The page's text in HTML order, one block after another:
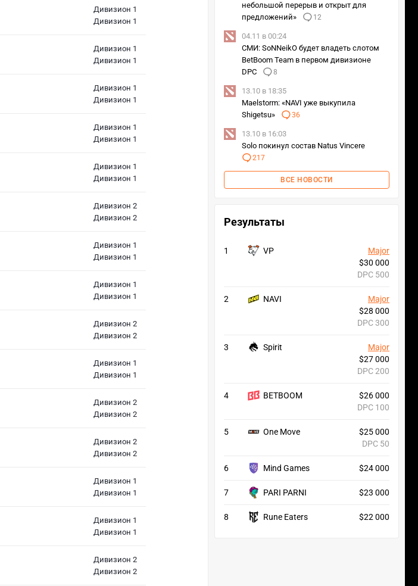
Дивизион 1
Дивизион 1
Дивизион 1
Дивизион 1
Дивизион 1
Дивизион 1
Дивизион 1
Дивизион 1
Дивизион 1
Дивизион 1
Дивизион 2
Дивизион 2
Дивизион 1
Дивизион 1
Дивизион 1
Дивизион 1
Дивизион 2
Дивизион 2
Дивизион 1
Дивизион 1
Дивизион 2
Дивизион 2
Дивизион 2
Дивизион 2
Дивизион 1
Дивизион 1
Дивизион 1
Дивизион 1
Дивизион 2
Дивизион 2
небольшой перерыв и открыт для
предложений»
12
04.11 в 00:24
СМИ: SoNNeikO будет владеть слотом
BetBoom Team в первом дивизионе
DPC
8
13.10 в 18:35
Maelstorm: «NAVI уже выкупила
Shigetsu»
36
13.10 в 16:03
Solo покинул состав Natus Vincere
217
ВСЕ НОВОСТИ
Результаты
1 VP
Major
$30 000
DPC 500
2 NAVI
Major
$28 000
DPC 300
3 Spirit
Major
$27 000
DPC 200
4 BETBOOM
$26 000
DPC 100
5 One Move
$25 000
DPC 50
6 Mind Games $24 000
7 PARI PARNI $23 000
8 Rune Eaters $22 000